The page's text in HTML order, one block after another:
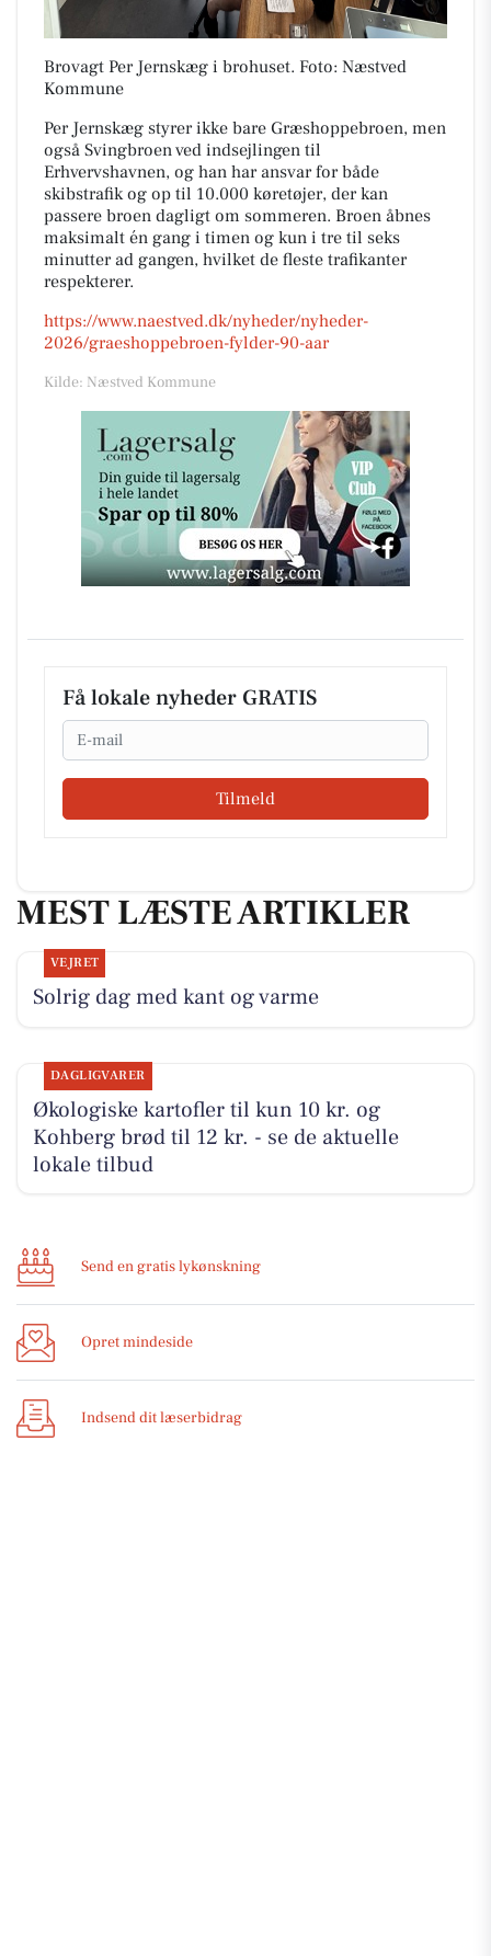
Brovagt Per Jernskæg i brohuset. Foto: Næstved
Kommune
Per Jernskæg styrer ikke bare Græshoppebroen, men
også Svingbroen ved indsejlingen til
Erhvervshavnen, og han har ansvar for både
skibstrafik og op til 10.000 køretøjer, der kan
passere broen dagligt om sommeren. Broen åbnes
maksimalt én gang i timen og kun i tre til seks
minutter ad gangen, hvilket de fleste trafikanter
respekterer.
https://www.naestved.dk/nyheder/nyheder-
2026/graeshoppebroen-fylder-90-aar
Kilde: Næstved Kommune
Få lokale nyheder GRATIS
Email
Tilmeld
MEST LÆSTE ARTIKLER
VEJRET
Solrig dag med kant og varme
DAGLIGVARER
Økologiske kartofler til kun 10 kr. og
Kohberg brød til 12 kr. - se de aktuelle
lokale tilbud
Send en gratis lykønskning
Opret mindeside
Indsend dit læserbidrag